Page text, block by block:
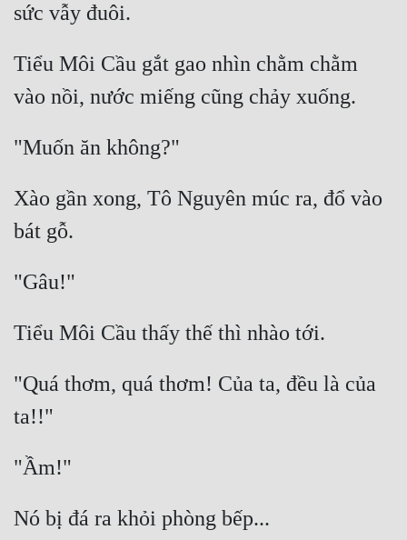
Tiểu Môi Cầu gắt gao nhìn chằm chằm
Xào gần xong, Tô Nguyên múc ra, đổ vào
"Quá thơm, quá thơm! Của ta, đều là của